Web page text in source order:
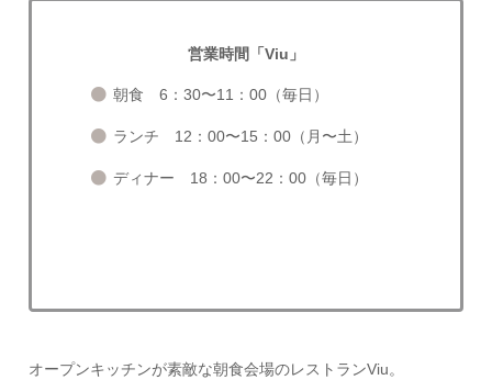
営業時間「Viu」
朝食 6：30〜11：00（毎日）
ランチ 12：00〜15：00（月〜土）
ディナー 18：00〜22：00（毎日）
オープンキッチンが素敵な朝食会場のレストランViu。